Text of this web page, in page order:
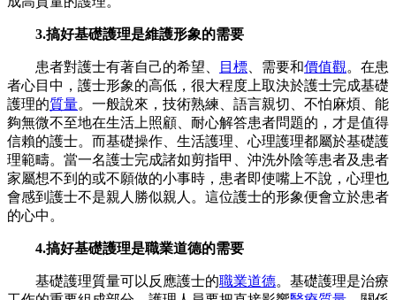
3.搞好基礎護理是維護形象的需要
患者對護士有著自己的希望、 目標 、需要和價值觀。在患
者心目中，護士形象的高低，很大程度上取決於護士完成基礎
護理的質量。一般說來，技術熟練、語言親切、不怕麻煩、能
夠無微不至地在生活上照顧、耐心解答患者問題的，才是值得
信賴的護士。而基礎操作、生活護理、心理護理都屬於基礎護
理範疇。當一名護士完成諸如剪指甲、沖洗外陰等患者及患者
家屬想不到的或不願做的小事時，患者即使嘴上不說，心理也
會感到護士不是親人勝似親人。這位護士的形象便會立於患者
的心中。
4.搞好基礎護理是職業道德的需要
基礎護理質量可以反應護士的職業道德。基礎護理是治療